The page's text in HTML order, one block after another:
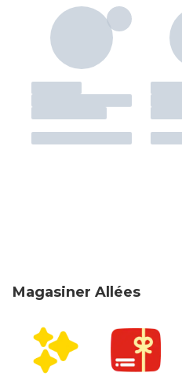
Magasiner Allées